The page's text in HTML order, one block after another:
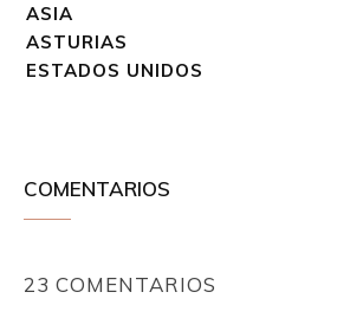
ASIA
ASTURIAS
ESTADOS UNIDOS
COMENTARIOS
23 COMENTARIOS